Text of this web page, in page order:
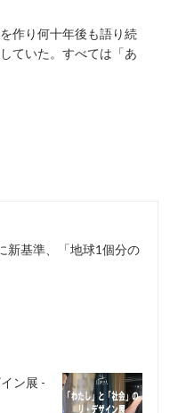
作り何十年後も語り続
ていた。すべては「あ
新基準、「地球1個分の
ン展 -